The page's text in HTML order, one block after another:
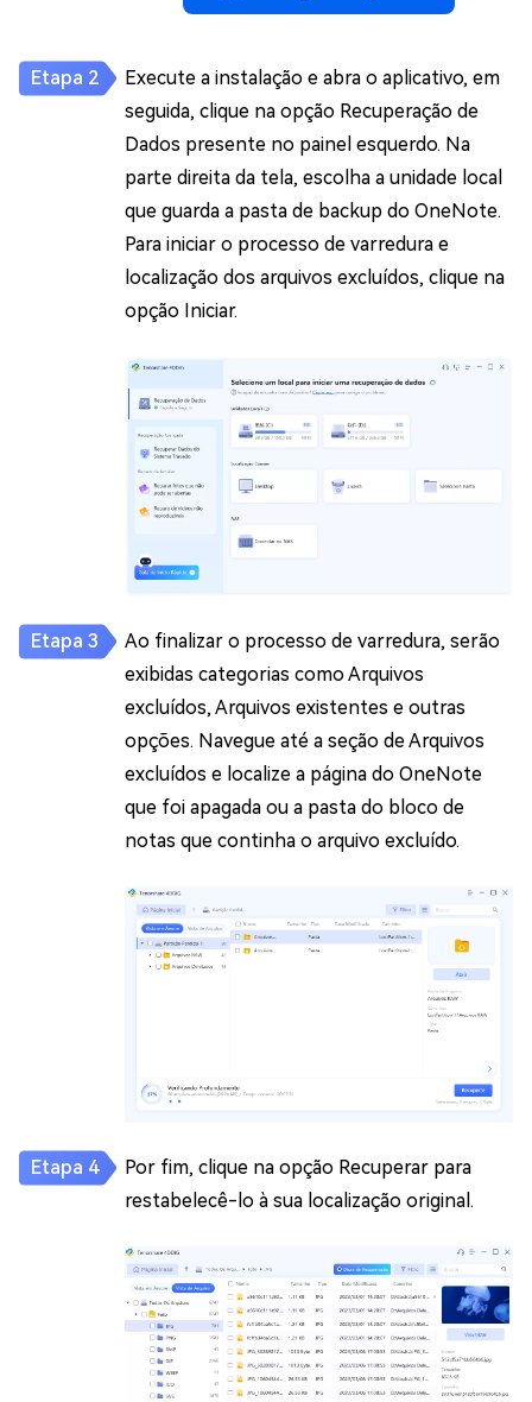
Execute a instalação e abra o aplicativo, em
seguida, clique na opção Recuperação de
Dados presente no painel esquerdo. Na
parte direita da tela, escolha a unidade local
que guarda a pasta de backup do OneNote.
Para iniciar o processo de varredura e
localização dos arquivos excluídos, clique na
opção Iniciar.
Ao finalizar o processo de varredura, serão
exibidas categorias como Arquivos
excluídos, Arquivos existentes e outras
opções. Navegue até a seção de Arquivos
excluídos e localize a página do OneNote
que foi apagada ou a pasta do bloco de
notas que continha o arquivo excluído.
Por fim, clique na opção Recuperar para
restabelecê-lo à sua localização original.